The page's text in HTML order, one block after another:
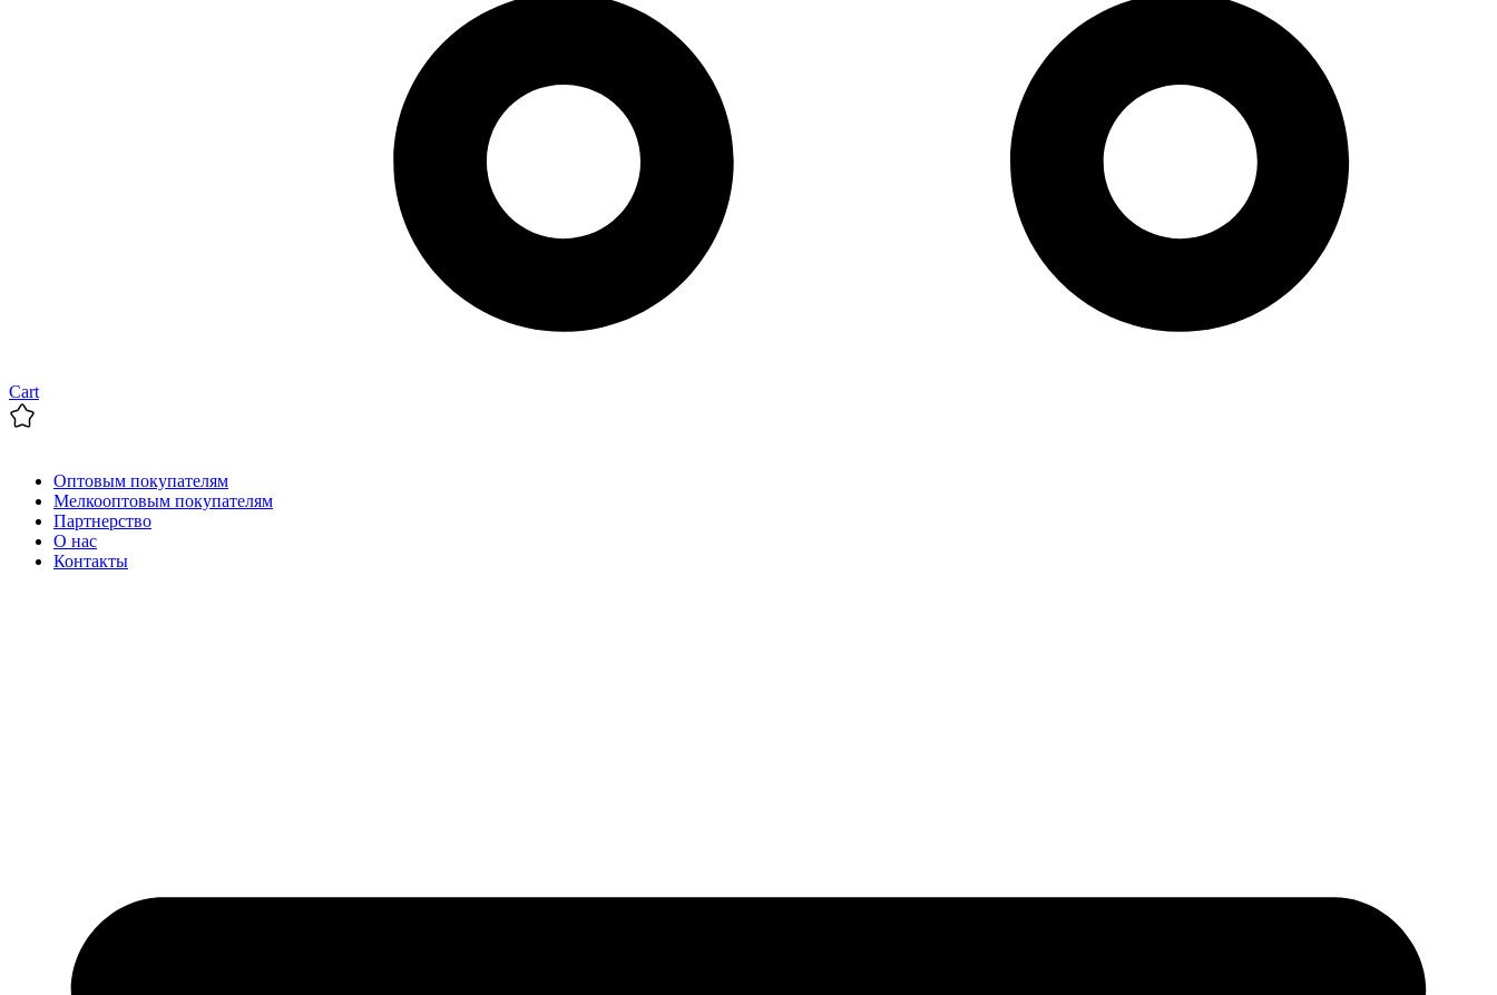
Cart
Оптовым покупателям
Мелкооптовым покупателям
Партнерство
О нас
Контакты